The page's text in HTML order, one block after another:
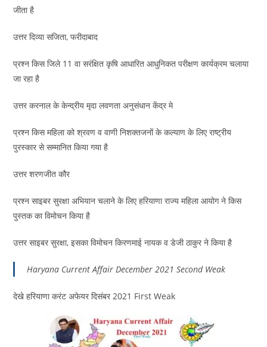
जीता है
उत्तर दिव्या सजिता, फरीदाबाद
प्रश्न किस जिले 11 वा सरंक्षित कृषि आधारित आधुनिकत परीक्षण कार्यक्रम चलाया
जा रहा है
उत्तर करनाल के केन्द्रीय मृदा लवणता अनुसंधान केंद्र मे
प्रश्न किस महिला को श्रवण व वाणी निशक्तजनों के कल्याण के लिए राष्ट्रीय
पुरस्कार से सम्मानित किया गया है
उत्तर शरणजीत कौर
प्रश्न साइबर सुरक्षा अभियान चलाने के लिए हरियाणा राज्य महिला आयोग ने किस
पुस्तक का विमोचन किया है
उत्तर साइबर सुरक्षा, इसका विमोचन किरणमाई नायक व डेजी ठाकुर ने किया है
Haryana Current Affair December 2021 Second Weak
देखे हरियाणा करंट अफेयर दिसंबर 2021 First Weak